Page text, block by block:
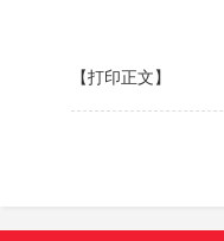
【打印正文】